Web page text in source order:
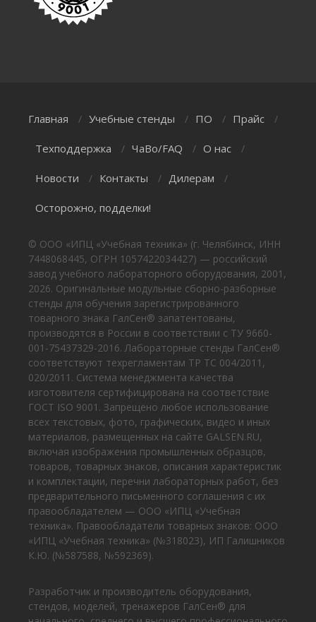
Главная / Учебные стенды / ПО / Прайс /
Техподдержка / ЧаВо/FAQ / О нас /
Новости / Контакты / Дилерам /
Осторожно, подделки!
© ООО «ИПЦ «Учебная техника» (г. Челябинск, ИНН
7448068445, ОГРН 1057422034427) — российский
завод учебного лабораторного оборудования, 2001,
2026. Оригинальные модульные сборно-разборные
стенды для обучения зарегистрированного
товарного знака ГалСен® запатентованы,
производятся в России в соответствии с ТУ 9660-
001-75437329-2016. Лабораторные стенды ГалСен®
соответствуют техрегламентам ТР ТС 004/2011,
020/2011. Система менеджмента качества
изготовителя сертифицирована на соответствие
ГОСТ ISO 9001. Запрещено любое использование
всех текстовых, фото, графических, видео и иных
материалов, размещенных на сайте GALSEN.RU,
включая изображения промышленных образцов,
товаров, товарных знаков, описания характеристик
и комплектации, перечни лабораторных работ, без
предварительного письменного соглашения с их
правообладателем — ООО «ИПЦ «Учебная
техника». Правообладатели товарных знаков: ООО
«ИПЦ «Учебная техника» (№318023), ИП Галишников
К.Ю. (№587588, №592369).
Разработчик и производитель оборудования,
стендов, моделей, тренажеров ГалСен® для